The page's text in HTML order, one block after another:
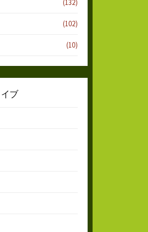
(132)
(102)
(10)
ブ